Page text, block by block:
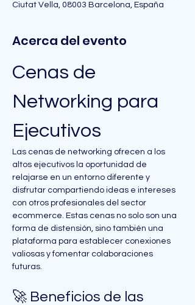
Ciutat Vella, 08003 Barcelona, España
Acerca del evento
Cenas de
Networking para
Ejecutivos
Las cenas de networking ofrecen a los
altos ejecutivos la oportunidad de
relajarse en un entorno diferente y
disfrutar compartiendo ideas e intereses
con otros profesionales del sector
ecommerce. Estas cenas no solo son una
forma de distensión, sino también una
plataforma para establecer conexiones
valiosas y fomentar colaboraciones
futuras.
🚀 Beneficios de las